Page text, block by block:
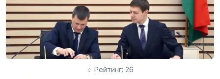
Рейтинг: 26